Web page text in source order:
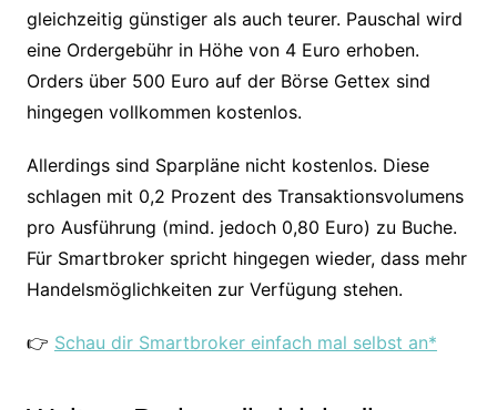
gleichzeitig günstiger als auch teurer. Pauschal wird
eine Ordergebühr in Höhe von 4 Euro erhoben.
Orders über 500 Euro auf der Börse Gettex sind
hingegen vollkommen kostenlos.
Allerdings sind Sparpläne nicht kostenlos. Diese
schlagen mit 0,2 Prozent des Transaktionsvolumens
pro Ausführung (mind. jedoch 0,80 Euro) zu Buche.
Für Smartbroker spricht hingegen wieder, dass mehr
Handelsmöglichkeiten zur Verfügung stehen.
👉 Schau dir Smartbroker einfach mal selbst an*